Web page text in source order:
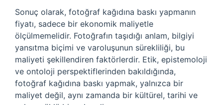
Sonuç olarak, fotoğraf kağıdına baskı yapmanın
fiyatı, sadece bir ekonomik maliyetle
ölçülmemelidir. Fotoğrafın taşıdığı anlam, bilgiyi
yansıtma biçimi ve varoluşunun sürekliliği, bu
maliyeti şekillendiren faktörlerdir. Etik, epistemoloji
ve ontoloji perspektiflerinden bakıldığında,
fotoğraf kağıdına baskı yapmak, yalnızca bir
maliyet değil, aynı zamanda bir kültürel, tarihi ve